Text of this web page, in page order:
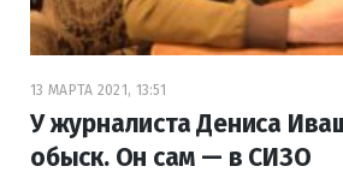
13 МАРТА 2021, 13:51
У журналиста Дениса
обыск. Он сам — в СИЗО